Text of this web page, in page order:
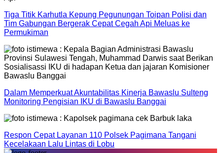
Tiga Titik Karhutla Kepung Pegunungan Toipan Polisi dan
Tim Gabungan Bergerak Cepat Cegah Api Meluas ke
Permukiman
Dalam Memperkuat Akuntabilitas Kinerja Bawaslu Sulteng
Monitoring Pengisian IKU di Bawaslu Banggai
Respon Cepat Layanan 110 Polsek Pagimana Tangani
Kecelakaan Lalu Lintas di Lobu